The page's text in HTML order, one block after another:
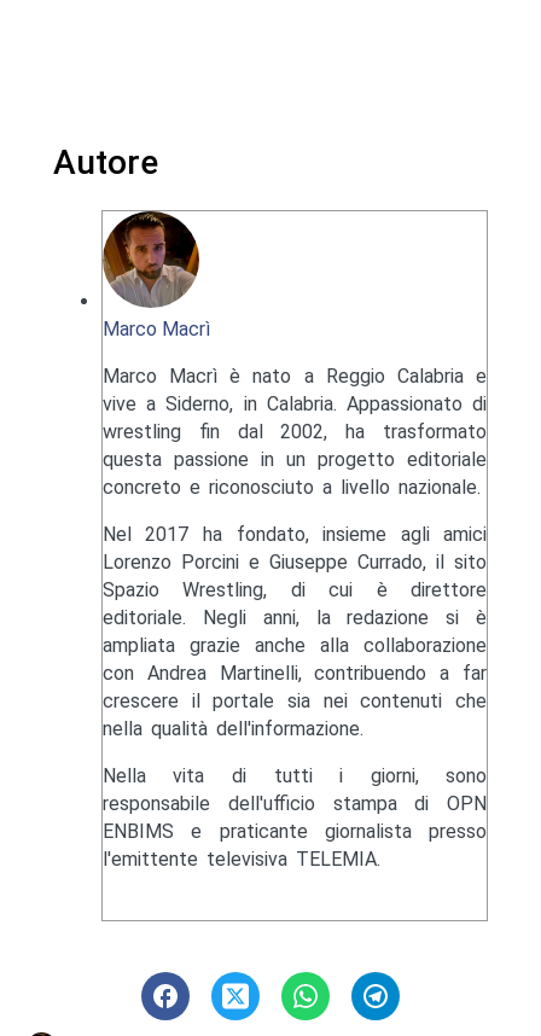
Autore
Marco Macrì
Marco Macrì è nato a Reggio Calabria e
vive a Siderno, in Calabria. Appassionato di
wrestling fin dal 2002, ha trasformato
questa passione in un progetto editoriale
concreto e riconosciuto a livello nazionale.
Nel 2017 ha fondato, insieme agli amici
Lorenzo Porcini e Giuseppe Currado, il sito
Spazio Wrestling, di cui è direttore
editoriale. Negli anni, la redazione si è
ampliata grazie anche alla collaborazione
con Andrea Martinelli, contribuendo a far
crescere il portale sia nei contenuti che
nella qualità dell'informazione.
Nella vita di tutti i giorni, sono
responsabile dell'ufficio stampa di OPN
ENBIMS e praticante giornalista presso
l'emittente televisiva TELEMIA.